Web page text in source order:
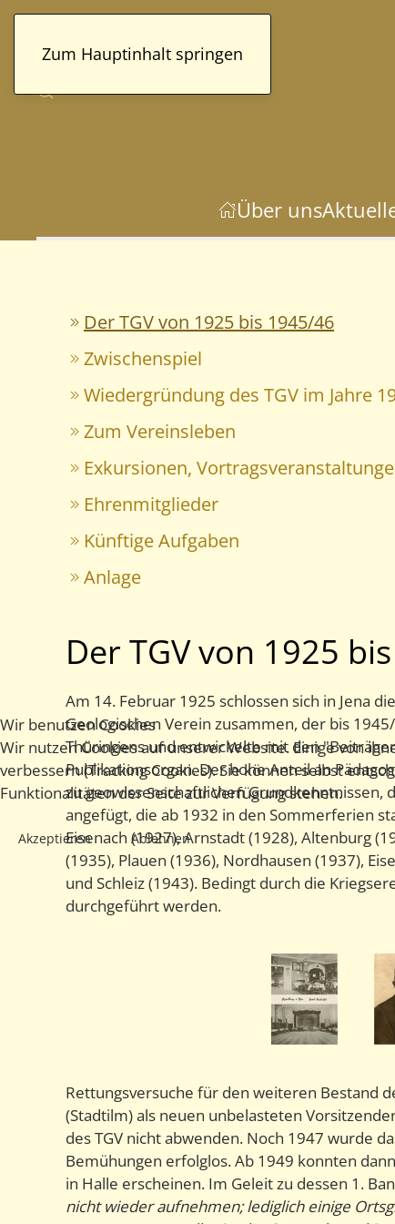
Zum Hauptinhalt springen
Über uns
Der TGV von 1925 bis 1945/46
Zwischenspiel
Wiedergründung des TGV im Jahre
Zum Vereinsleben
Exkursionen,
Ehrenmitglieder
Künftige Aufgaben
Anlage
Der TGV von 1925
Am 14. Februar 1925 schlossen sich in Jena
Geologischen Verein zusammen, der bis
Thüringens und entwickelte mit den
Publikationsorgan. Der hohe Anteil an
zu geowissenschaftlichen Grundkenntnissen,
angefügt, die ab 1932 in den Sommerferien
Eisenach (1927), Arnstadt (1928), Altenburg
(1935), Plauen (1936), Nordhausen (1937),
und Schleiz (1943). Bedingt durch die
durchgeführt werden.
Rettungsversuche für den weiteren Bestand
(Stadtilm) als neuen unbelasteten
des TGV nicht abwenden. Noch 1947 wurde
Bemühungen erfolglos. Ab 1949 konnten
in Halle erscheinen. Im Geleit zu dessen 1.
nicht wieder aufnehmen; lediglich einige
Wir benutzen Cookies
Wir nutzen Cookies auf unserer Website. Einige von
verbessern (Tracking Cookies). Sie können selbst
Funktionalitäten der Seite zur Verfügung stehen.
Akzeptieren Ablehnen